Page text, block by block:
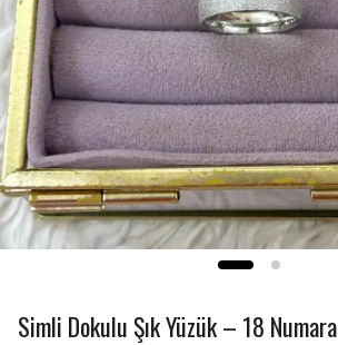
Simli Dokulu Şık Yüzük – 18 Numara